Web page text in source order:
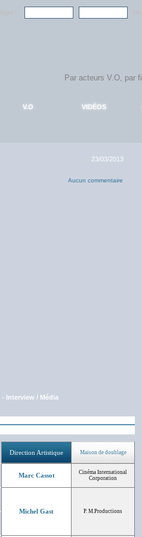
V.O VIDÉOS
23/03/2013
Aucun commentaire
- Interview / Média
Direction Artistique Maison de doublage
Marc Cassot
Cinéma International
Corporation
Michel Gast P. M.Productions